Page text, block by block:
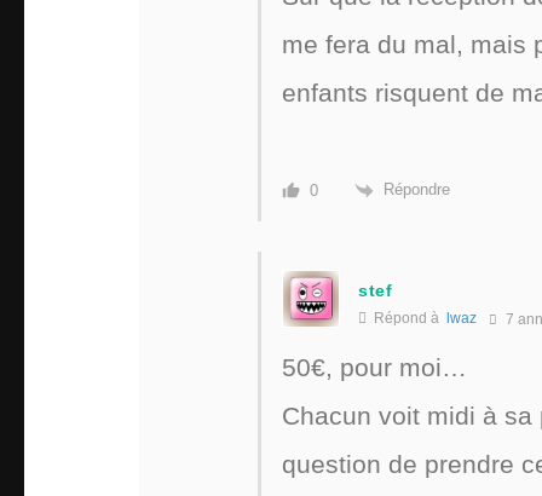
me fera du mal, mais
enfants risquent de
0 Répondre
stef
Répond à lwaz 7
50€, pour moi…
Chacun voit midi à sa
question de prendre